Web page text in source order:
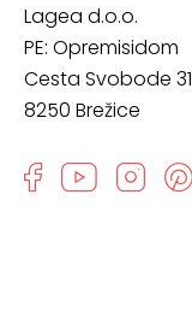
Lagea d.o.o.
PE: Opremisidom
Cesta Svobode 31
8250 Brežice